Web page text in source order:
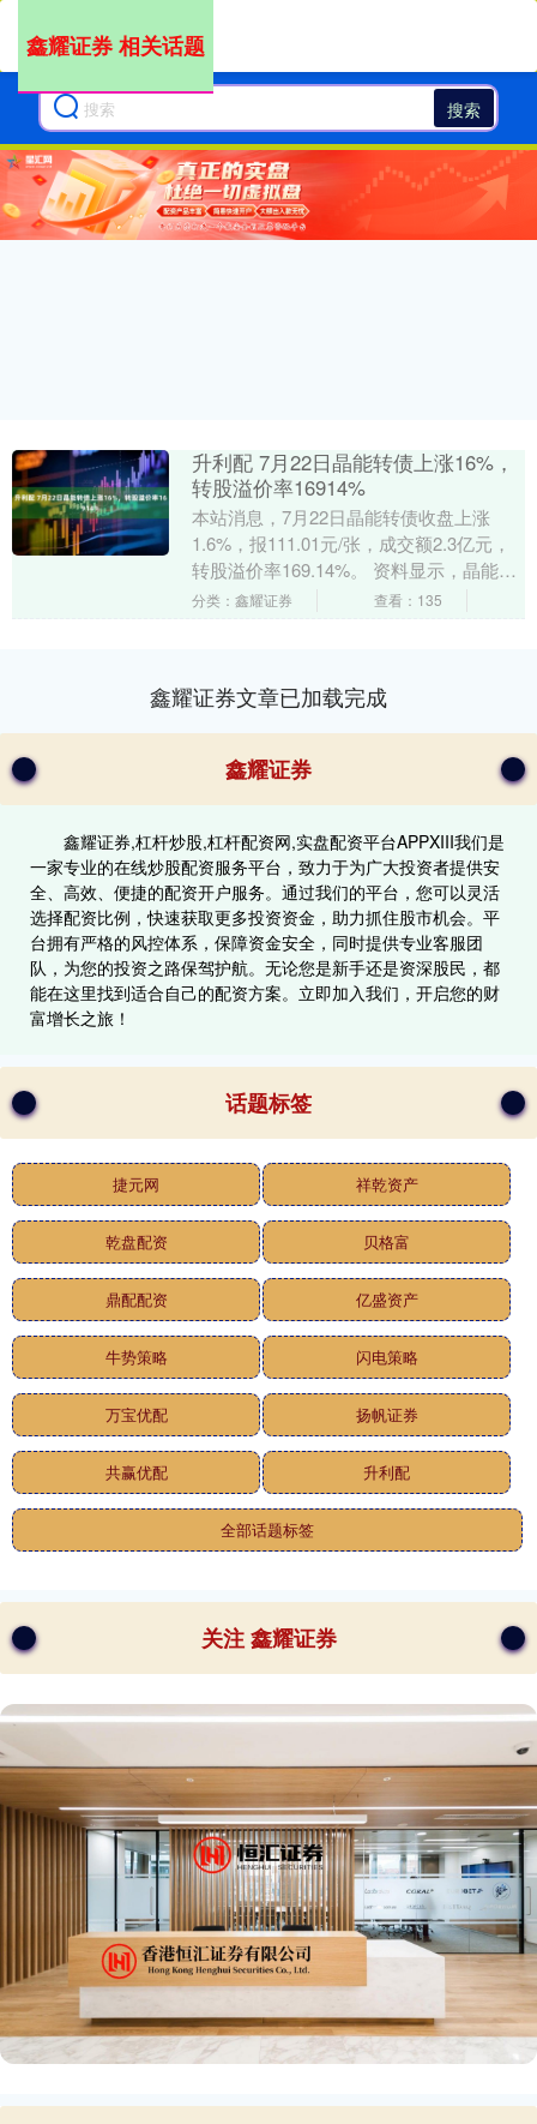
搜索
鑫耀证券 相关话题
升利配 7月22日晶能转债上涨16%，
转股溢价率16914%
本站消息，7月22日晶能转债收盘上涨
1.6%，报111.01元/张，成交额2.3亿元，
转股溢价率169.14%。 资料显示，晶能转
债信用级别为“AA+”，债券期....
分类：鑫耀证券 查看：135
鑫耀证券文章已加载完成
鑫耀证券
鑫耀证券,杠杆炒股,杠杆配资网,实盘配资平台APPXIII‌我们是
一家专业的在线炒股配资服务平台，致力于为广大投资者提供安
全、高效、便捷的配资开户服务。通过我们的平台，您可以灵活
选择配资比例，快速获取更多投资资金，助力抓住股市机会。平
台拥有严格的风控体系，保障资金安全，同时提供专业客服团
队，为您的投资之路保驾护航。无论您是新手还是资深股民，都
能在这里找到适合自己的配资方案。立即加入我们，开启您的财
富增长之旅！
话题标签
捷元网 祥乾资产
乾盘配资 贝格富
鼎配配资 亿盛资产
牛势策略 闪电策略
万宝优配 扬帆证券
共赢优配 升利配
全部话题标签
关注 鑫耀证券